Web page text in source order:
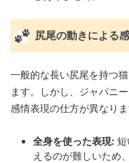
尻尾の動きによる
一般的な長い尻尾を持つ
ます。しかし、ジャパニ
感情表現の仕方が異なりま
全身を使った表現: 短
えるのが難しいため